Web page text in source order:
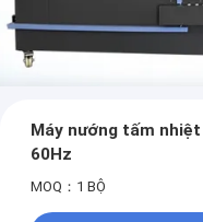
Máy nướng tấm
60Hz
MOQ：1 BỘ